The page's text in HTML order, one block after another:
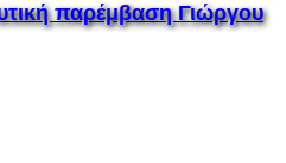
παρέμβαση Γιώργου